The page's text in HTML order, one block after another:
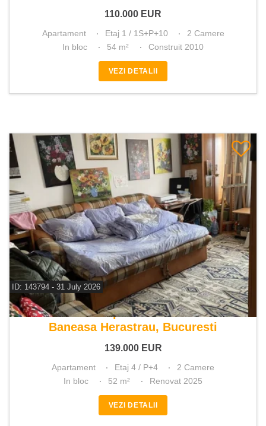
110.000 EUR
Apartament Etaj 1 / 1S+P+10
2 Camere
In bloc
54 m² Construit 2010
VEZI DETALII
ID: 143794 - 31 July 2026
De vanzare apartament 2 camere
Baneasa Herastrau, Bucuresti
139.000 EUR
Apartament Etaj 4 / P+4
2 Camere
In bloc
52 m² Renovat 2025
VEZI DETALII